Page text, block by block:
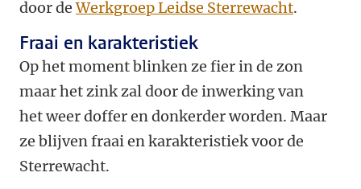
door deWerkgroep Leidse Sterrewacht.
Fraai en karakteristiek
Op het moment blinken ze fier in de zon
maar het zink zal door de inwerking van
het weer doffer en donkerder worden. Maar
ze blijven fraai en karakteristiek voor de
Sterrewacht.